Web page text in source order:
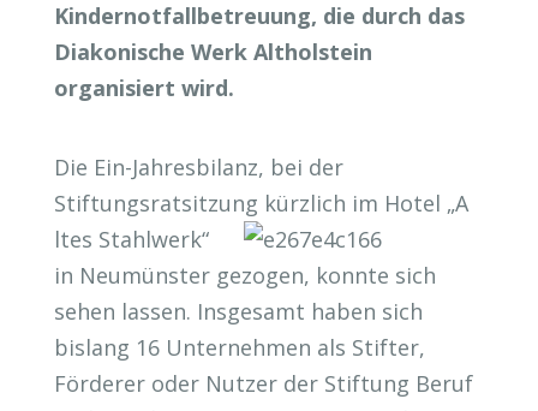
Kindernotfallbetreuung, die durch das
Diakonische Werk Altholstein
organisiert wird.
Die Ein-Jahresbilanz, bei der
Stiftungsratsitzung kürzlich im Hotel „A
ltes Stahlwerk“
in Neumünster gezogen, konnte sich
sehen lassen. Insgesamt haben sich
bislang 16 Unternehmen als Stifter,
Förderer oder Nutzer der Stiftung Beruf